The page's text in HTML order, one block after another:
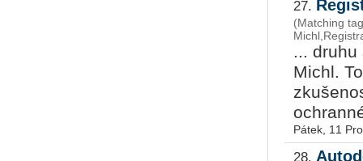
27.
(Matching
...
Michl.
Pátek, 11
28.